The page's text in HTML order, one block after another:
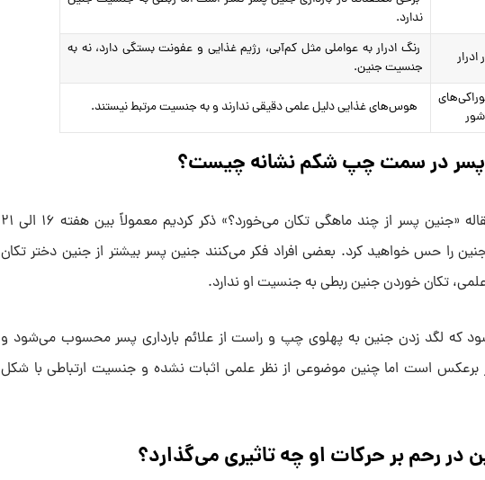
ندارد.
رنگ ادرار به عواملی مثل کم‌آبی، رژیم غذایی و عفونت بستگی دارد، نه به
جنسیت جنین.
هوس‌های غذایی دلیل علمی دقیقی ندارند و به جنسیت مرتبط نیستند.
در سمت چپ شکم نشانه چیست؟
همان‌طور که در مقاله «جنین پسر از چند ماهگی تکان می‌خورد؟» ذکر کردیم معمولاً بین هفته ۱۶ الی ۲۱
جنین را حس خواهید کرد. بعضی افراد فکر می‌کنند جنین پسر بیشتر از جنین دختر تکان
تکان خوردن جنین ربطی به جنسیت او ندارد.
که لگد زدن جنین به پهلوی چپ و راست از علائم بارداری پسر محسوب می‌شود و
برعکس است اما چنین موضوعی از نظر علمی اثبات نشده و جنسیت ارتباطی با شکل
در رحم بر حرکات او چه تاثیری می‌گذارد؟